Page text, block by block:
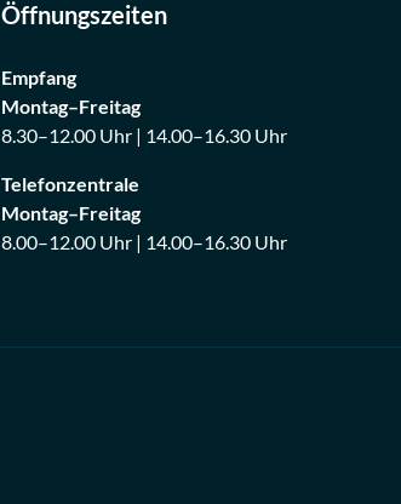
Öffnungszeiten
Empfang
Montag–Freitag
8.30–12.00 Uhr | 14.00–16.30 Uhr
Telefonzentrale
Montag–Freitag
8.00–12.00 Uhr | 14.00–16.30 Uhr